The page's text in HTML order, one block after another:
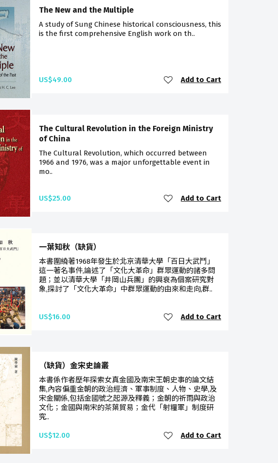
The New and the Multiple
A study of Sung Chinese historical consciousness, this
is the first comprehensive English work on th..
US$49.00 Add to Cart
The Cultural Revolution in the Foreign Ministry
of China
The Cultural Revolution, which occurred between
1966 and 1976, was a major unforgettable event in
mo..
US$25.00 Add to Cart
一葉知秋（缺貨）
本書圍繞著1968年發生於北京清華大學「百日大武鬥」
這一著名事件,論述了「文化大革命」群眾運動的諸多問
題；並以清華大學「井岡山兵團」的興衰為個案研究對
象,探討了「文化大革命」中群眾運動的由來和走向,群..
US$16.00 Add to Cart
（缺貨）金宋史論叢
本書係作者歷年探索女真金國及南宋王朝史事的論文結
集,內容偏重金朝的政治經濟、軍事制度、人物、史學,及
宋金關係,包括金國號之起源及釋義；金朝的祈雨與政治
文化；金國與南宋的茶葉貿易；金代「射糧軍」制度研
究..
US$12.00 Add to Cart